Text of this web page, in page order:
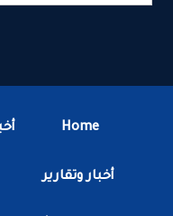
Home
أخبار وتقارير